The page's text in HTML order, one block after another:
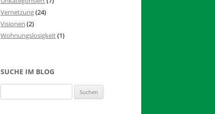
Vernetzung(24)
Visionen (2)
Wohnungslosigkeit(1)
SUCHE IM BLOG
u